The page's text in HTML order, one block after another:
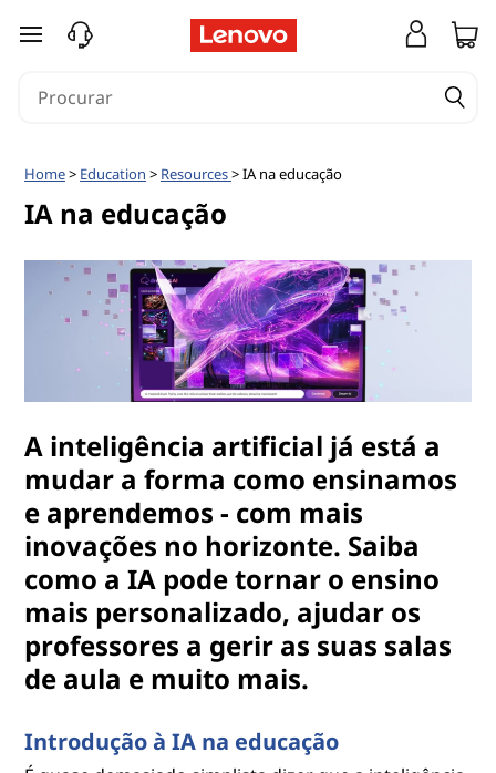
saltar para o conteúdo principal
Home> Education > Resources> IA na educação
IA na educação
A inteligência artificial já está a
mudar a forma como ensinamos
e aprendemos - com mais
inovações no horizonte. Saiba
como a IA pode tornar o ensino
mais personalizado, ajudar os
professores a gerir as suas salas
de aula e muito mais.
Introdução à IA na educação